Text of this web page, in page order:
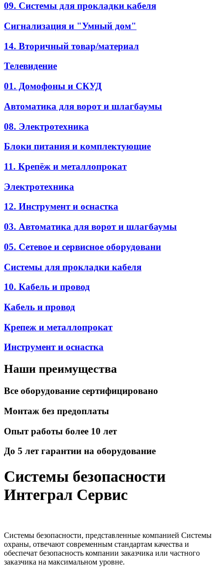
09. Системы для прокладки кабеля
Сигнализация и "Умный дом"
14. Вторичный товар/материал
Телевидение
01. Домофоны и СКУД
Автоматика для ворот и шлагбаумы
08. Электротехника
Блоки питания и комплектующие
11. Крепёж и металлопрокат
Электротехника
12. Инструмент и оснастка
03. Автоматика для ворот и шлагбаумы
05. Сетевое и сервисное оборудовани
Системы для прокладки кабеля
10. Кабель и провод
Кабель и провод
Крепеж и металлопрокат
Инструмент и оснастка
Наши преимущества
Все оборудование сертифицировано
Монтаж без предоплаты
Опыт работы более 10 лет
До 5 лет гарантии на оборудование
Системы безопасности
Интеграл Сервис
Системы безопасности, представленные компанией Системы
охраны, отвечают современным стандартам качества и
обеспечат безопасность компании заказчика или частного
заказчика на максимальном уровне.